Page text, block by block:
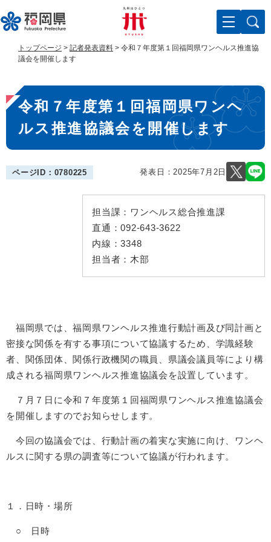
ー
ジ
す
。
ニ
ュ
し
て
へ
トップページ > 記者発表資料 > 令和７年度第１回福岡県ワンヘルス推進協
議会を開催します
本
文
令和７年度第１回福岡県ワンヘ
ルス推進協議会を開催します
ページID：0780225 発表日：2025年7月2日
担当課： ワンヘルス総合推進課
直通：092-643-3622
内線：3348
担当者： 木部
福岡県では、福岡県ワンヘルス推進行動計画及び同計画と
密接な関係を有する事項について協議するため、学識経験
者、関係団体、関係行政機関の職員、県議会議員等により構
成される福岡県ワンヘルス推進協議会を設置しています。
７月７日に令和７年度第１回福岡県ワンヘルス推進協議会
を開催しますのでお知らせします。
今回の協議会では、行動計画の着実な実施に向け、ワンヘ
ルスに関する県の調査等について協議が行われます。
１．日時・場所
○ 日時